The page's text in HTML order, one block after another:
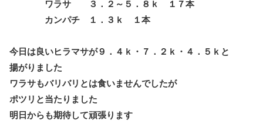
ワラサ ３．２～５．８ｋ １７本
カンパチ １．３ｋ １本
今日は良いヒラマサが９．４ｋ・７．２ｋ・４．５ｋと
揚がりました
ワラサもバリバリとは食いませんでしたが
ポツリと当たりました
明日からも期待して頑張ります